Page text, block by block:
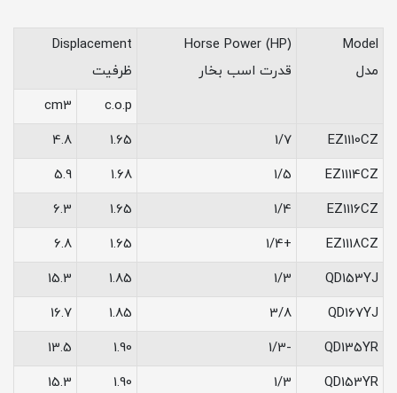
Model
مدل
Horse Power (HP)
قدرت اسب بخار
Displacement
ظرفیت
c.o.p
cm3
EZ1110CZ
1/7
1.65
4.8
EZ1114CZ
1/5
1.68
5.9
EZ1116CZ
1/4
1.65
6.3
EZ1118CZ
+1/4
1.65
6.8
QD153YJ
1/3
1.85
15.3
QD167YJ
3/8
1.85
16.7
QD135YR
-1/3
1.90
13.5
QD153YR
1/3
1.90
15.3